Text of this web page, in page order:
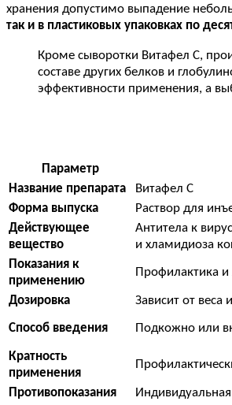
хранения допустимо выпадение
так и в пластиковых упаковках по
Кроме сыворотки Витафел С,
составе других белков и
эффективности применения, а
Параметр
Название препарата
Витафел С
Форма выпуска
Раствор для
Действующее
вещество
Антитела к
и хламидиоза
Показания к
применению
Профилактика
Дозировка
Зависит от веса
Способ введения Подкожно или
Кратность
применения
Противопоказания